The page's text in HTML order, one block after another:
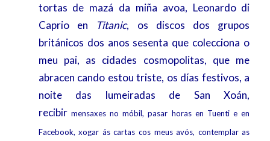
tortas de mazá da miña avoa, Leonardo di
Caprio en
Titanic, os discos dos grupos
británicos dos anos sesenta que colecciona o
meu pai, as cidades cosmopolitas, que me
abracen cando estou triste, os días festivos, a
noite das lumeiradas de San Xoán,
recibir mensaxes no móbil, pasar horas en Tuenti e en
Facebook, xogar ás cartas cos meus avós, contemplar as